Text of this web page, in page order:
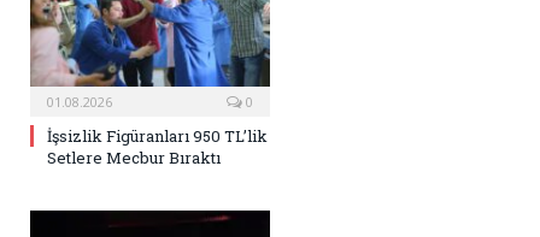
01.08.2026 0
İşsizlik Figüranları 950 TL’lik
Setlere Mecbur Bıraktı